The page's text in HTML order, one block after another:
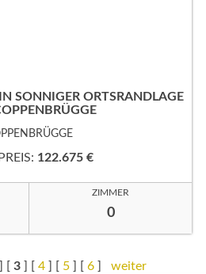
SONNIGER ORTSRANDLAGE
122.675 €
ZIMMER
0
] [ 3 ] [ 4 ] [ 5 ] [ 6 ] weiter